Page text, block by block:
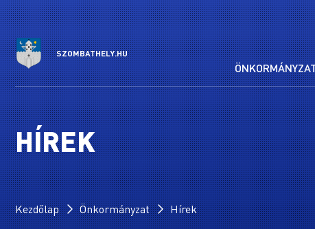
SZOMBATHELY.HU
HÍREK
Kezdőlap Önkormányzat Hírek